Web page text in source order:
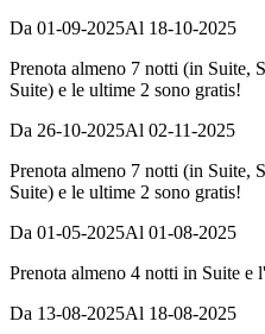
Da 01-09-2025Al 18-10-2025
Prenota almeno 7 notti (in Suite,
Suite) e le ultime 2 sono gratis!
Da 26-10-2025Al 02-11-2025
Prenota almeno 7 notti (in Suite,
Suite) e le ultime 2 sono gratis!
Da 01-05-2025Al 01-08-2025
Prenota almeno 4 notti in Suite e
Da 13-08-2025Al 18-08-2025